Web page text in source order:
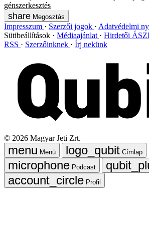
génszerkesztés
Megosztás
Impresszum Szerzői jogok
Adatvédelmi
Sütibeállítások
Médiaajánlat Hirdetői
RSS
Szerzőinknek Írj nekünk
© 2026 Magyar Jeti Zrt.
Menü
Címlap
Podcast
Profil